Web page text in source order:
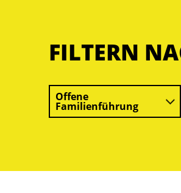
FILTERN
Offene
Familienführung